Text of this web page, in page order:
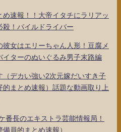
速報！！大帝イタチにラリアッ
殺！パイルドライバー
女はエリーちゃん人形！豆腐メ
イターのぬいぐるみ男子末路編
（デカい強い2次元嫁だいすき子
まとめ速報）話題な動画取り上
番長のエキストラ芸能情報局！
員的まとめ速報）